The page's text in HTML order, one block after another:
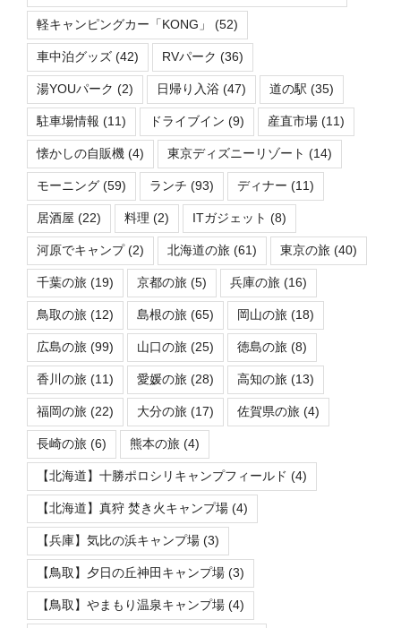
軽キャンピングカー「KONG」 (52)
車中泊グッズ (42) RVパーク (36)
湯YOUパーク (2) 日帰り入浴 (47) 道の駅 (35)
駐車場情報 (11) ドライブイン (9) 産直市場 (11)
懐かしの自販機 (4) 東京ディズニーリゾート (14)
モーニング (59) ランチ (93) ディナー (11)
居酒屋 (22) 料理 (2) ITガジェット (8)
河原でキャンプ(2) 北海道の旅 (61) 東京の旅 (40)
千葉の旅 (19) 京都の旅 (5) 兵庫の旅 (16)
鳥取の旅 (12) 島根の旅 (65) 岡山の旅 (18)
広島の旅 (99) 山口の旅 (25) 徳島の旅 (8)
香川の旅 (11) 愛媛の旅 (28) 高知の旅 (13)
福岡の旅 (22) 大分の旅 (17) 佐賀県の旅 (4)
長崎の旅 (6) 熊本の旅 (4)
【北海道】十勝ポロシリキャンプフィールド (4)
【北海道】真狩 焚き火キャンプ場 (4)
【兵庫】気比の浜キャンプ場 (3)
【鳥取】夕日の丘神田キャンプ場 (3)
【鳥取】やまもり温泉キャンプ場 (4)